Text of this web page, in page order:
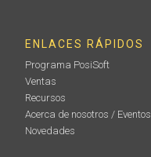
ENLACES RÁPIDOS
Programa PosiSoft
Ventas
Recursos
Acerca de nosotros / Eventos
Novedades